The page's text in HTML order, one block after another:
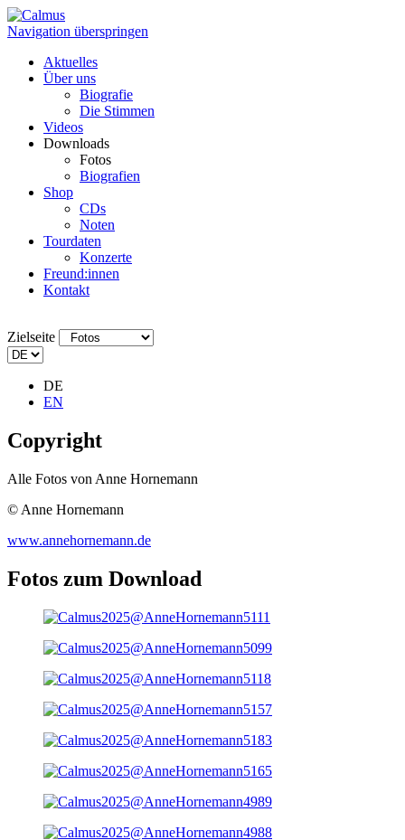
Navigation überspringen
Aktuelles
Über uns
Biografie
Die Stimmen
Videos
Downloads
Fotos
Biografien
Shop
CDs
Noten
Tourdaten
Konzerte
Freund:innen
Kontakt
Zielseite
DE
EN
Copyright
Alle Fotos von Anne Hornemann
© Anne Hornemann
www.annehornemann.de
Fotos zum Download